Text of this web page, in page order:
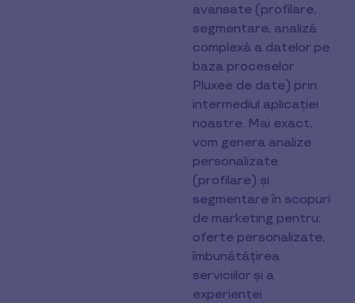
avansate (profilare,
segmentare, analiză
complexă a datelor pe
baza proceselor
Pluxee de date) prin
intermediul aplicației
noastre. Mai exact,
vom genera analize
personalizate
(profilare) și
segmentare în scopuri
de marketing pentru:
oferte personalizate,
îmbunătățirea
serviciilor și a
experienței